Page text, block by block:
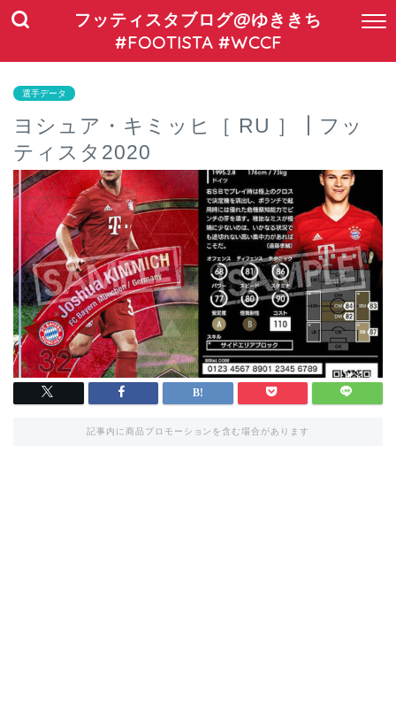
フッティスタブログ@ゆききち
#FOOTISTA #WCCF
選手データ
ヨシュア・キミッヒ［ RU ］┃フッ
ティスタ2020
記事内に商品プロモーションを含む場合があります